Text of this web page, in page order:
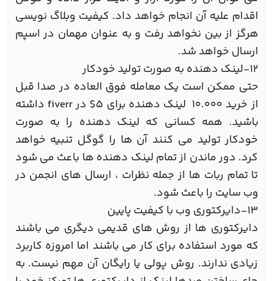
اقدام علیه آن انجام خواهد داد. کیفیت وبلاگ نویسی
هرگز از بین نخواهد رفت و به عنوان مهمان در اسپم
ارسال خواهد شد.
12-لینک دهنده به صورت تولید خودکار
حتی ممکن است یک معامله فوق العاده در صدا قبل
از خرید 10.000 لینک دهنده برای 5$ در fiverr داشته
باشید. همه کسانی که لینک دهنده را به صورت
خودکار تولید می کنند آن ها را گوگل تنبیه خواهد
کرد. دور ماندن از تمام لینک دهنده ها باعث می شود
تا تمام ربات ها از جمله نظرات ، ارسال های انجمن در
وب سایت را باعث شود.
13-دایرکتوری وب با کیفیت پایین
دایرکتوری ها از روش های قدیمی دیگری می باشند
که مورد استفاده برای کار می باشند اما امروزه کاربرد
زیادی ندارند. روش پولی یا رایگان آن مهم نیست. به